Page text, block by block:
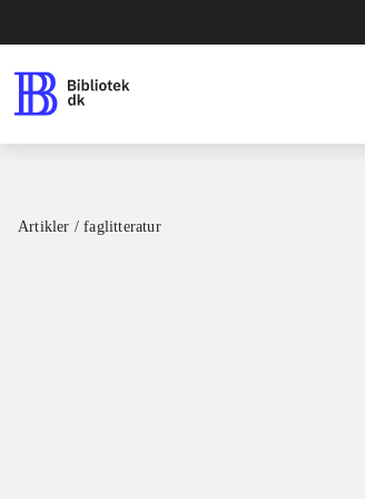
Artikler / faglitteratur